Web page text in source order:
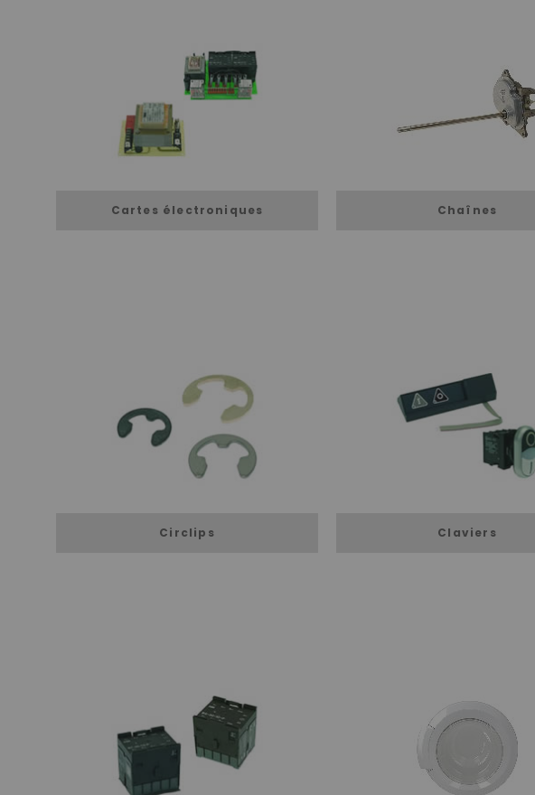
Cartes électroniques Chaînes
Circlips Claviers